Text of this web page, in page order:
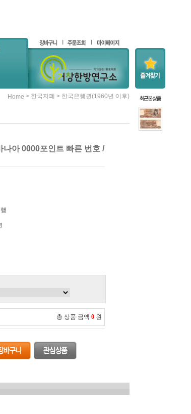
Home > 한국지폐 > 한국은행권(1960년 이후)
아 0000포인트 빠른 번호 /
총 상품 금액 0 원